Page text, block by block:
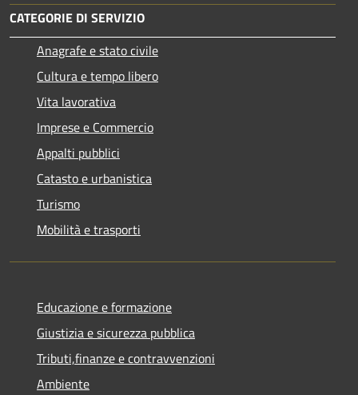
CATEGORIE DI SERVIZIO
Anagrafe e stato civile
Cultura e tempo libero
Vita lavorativa
Imprese e Commercio
Appalti pubblici
Catasto e urbanistica
Turismo
Mobilità e trasporti
Educazione e formazione
Giustizia e sicurezza pubblica
Tributi,finanze e contravvenzioni
Ambiente